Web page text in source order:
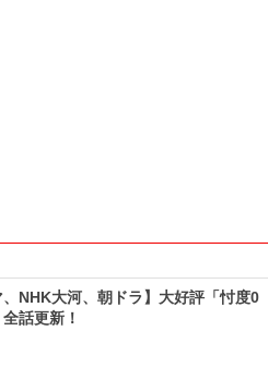
、NHK大河、朝ドラ】大好評「忖度0
話更新！